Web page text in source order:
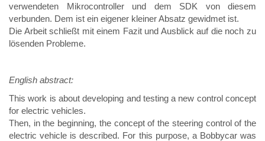
verwendeten Mikrocontroller und dem SDK von diesem
verbunden. Dem ist ein eigener kleiner Absatz gewidmet ist.
Die Arbeit schließt mit einem Fazit und Ausblick auf die noch zu
lösenden Probleme.
English abstract:
This work is about developing and testing a new control concept
for electric vehicles.
Then, in the beginning, the concept of the steering control of the
electric vehicle is described. For this purpose, a Bobbycar was